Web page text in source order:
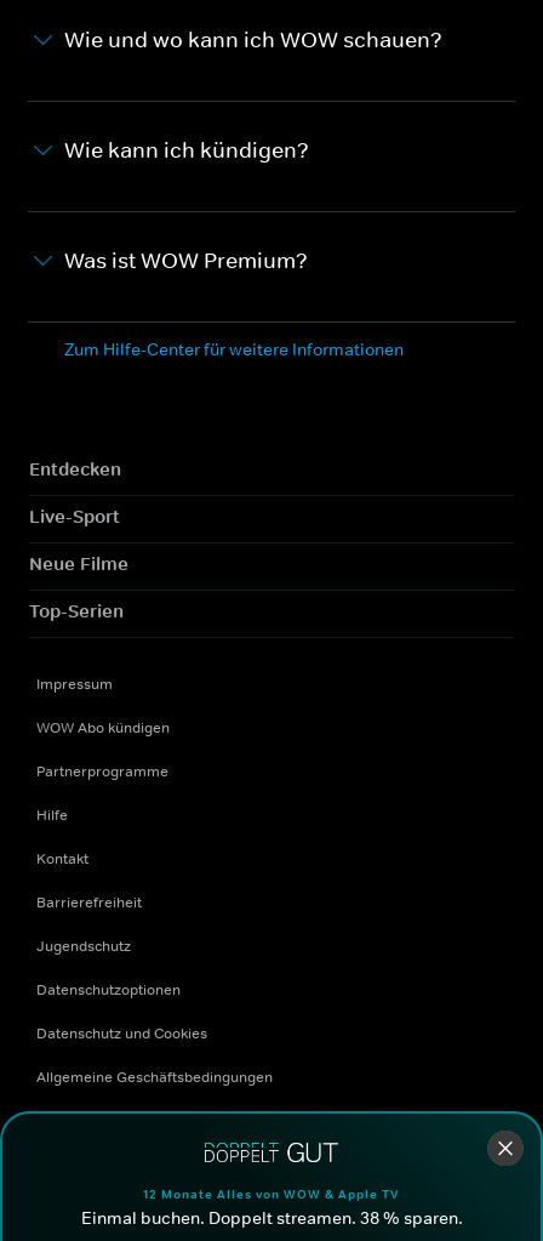
12 Monate Alles von WOW & Apple TV
Einmal buchen. Doppelt streamen. 38 % sparen.
Wie und wo kann ich WOW schauen?
Wie kann ich kündigen?
Was ist WOW Premium?
Zum Hilfe-Center für weitere Informationen
Entdecken
Live-Sport
Neue Filme
Top-Serien
Impressum
WOW Abo kündigen
Partnerprogramme
Hilfe
Kontakt
Barrierefreiheit
Jugendschutz
Datenschutzoptionen
Datenschutz und Cookies
Allgemeine Geschäftsbedingungen
Freunde werben Freunde